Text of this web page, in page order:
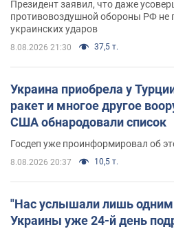
Президент заявил, что даже
противовоздушной обороны РФ не
украинских ударов
8.08.2026 21:30 37,5 т.
Украина приобрела у
ракет и многое другое
США обнародовали список
Госдеп уже проинформировал об
8.08.2026 20:37 10,5 т.
"Нас услышали лишь одним
Украины уже 24-й день